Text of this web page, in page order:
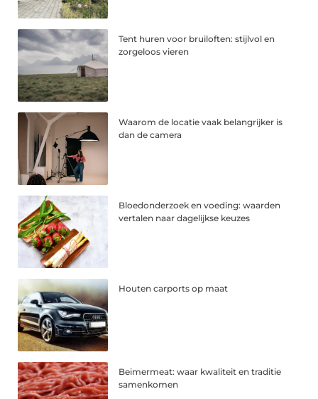
Tent huren voor bruiloften: stijlvol en
zorgeloos vieren
Waarom de locatie vaak belangrijker is
dan de camera
Bloedonderzoek en voeding: waarden
vertalen naar dagelijkse keuzes
Houten carports op maat
Beimermeat: waar kwaliteit en traditie
samenkomen